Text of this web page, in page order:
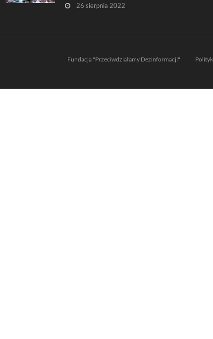
26 sierpnia 2022
Fundacja "Przeciwdziałamy Dezinformacji"